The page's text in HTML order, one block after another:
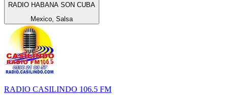
RADIO HABANA SON CUBA
Mexico, Salsa
RADIO CASILINDO 106.5 FM